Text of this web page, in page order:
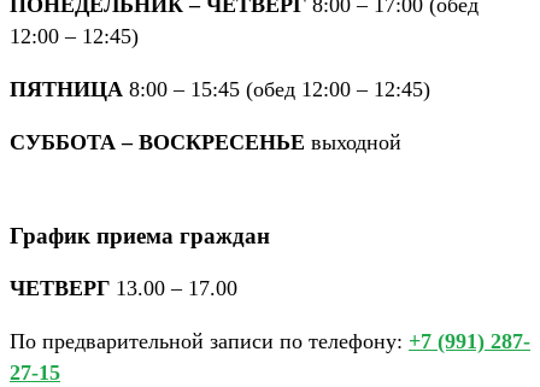
12:00 – 12:45)
ПЯТНИЦА 8:00 – 15:45 (обед 12:00 – 12:45)
СУББОТА – ВОСКРЕСЕНЬЕ выходной
График приема граждан
ЧЕТВЕРГ 13.00 – 17.00
По предварительной записи по телефону: +7 (991) 287-
27-15